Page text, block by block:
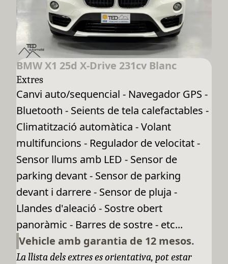
BMW X1 25d X-Drive 231cv Blanc
Extres
Canvi auto/sequencial - Navegador GPS -
Bluetooth - Seients de tela calefactables -
Climatització automàtica - Volant
multifuncions - Regulador de velocitat -
Sensor llums amb LED - Sensor de
parking devant - Sensor de parking
devant i darrere - Sensor de pluja -
Llandes d'aleació - Sostre obert
panoràmic - Barres de sostre - etc...
Vehicle amb garantia de 12 mesos.
La llista dels extres es orientativa, pot estar